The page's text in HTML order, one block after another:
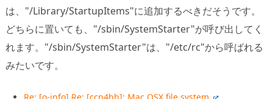
は、"/Library/StartupItems"に追加するべきだそうです。
どちらに置いても、"/sbin/SystemStarter"が呼び出してく
れます。"/sbin/SystemStarter"は、"/etc/rc"から呼ばれる
みたいです。